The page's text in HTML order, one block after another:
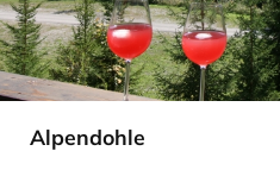
Alpendohle